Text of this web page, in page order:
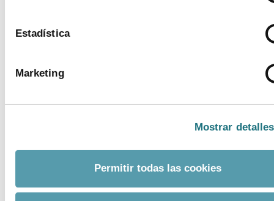
Estadística
Marketing
Mostrar detalles
Permitir todas las cookies